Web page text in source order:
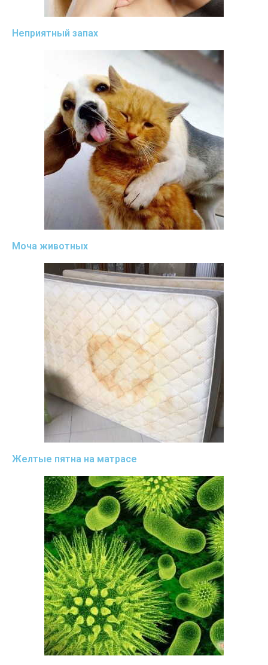
Неприятный запах
Моча животных
Желтые пятна на матрасе